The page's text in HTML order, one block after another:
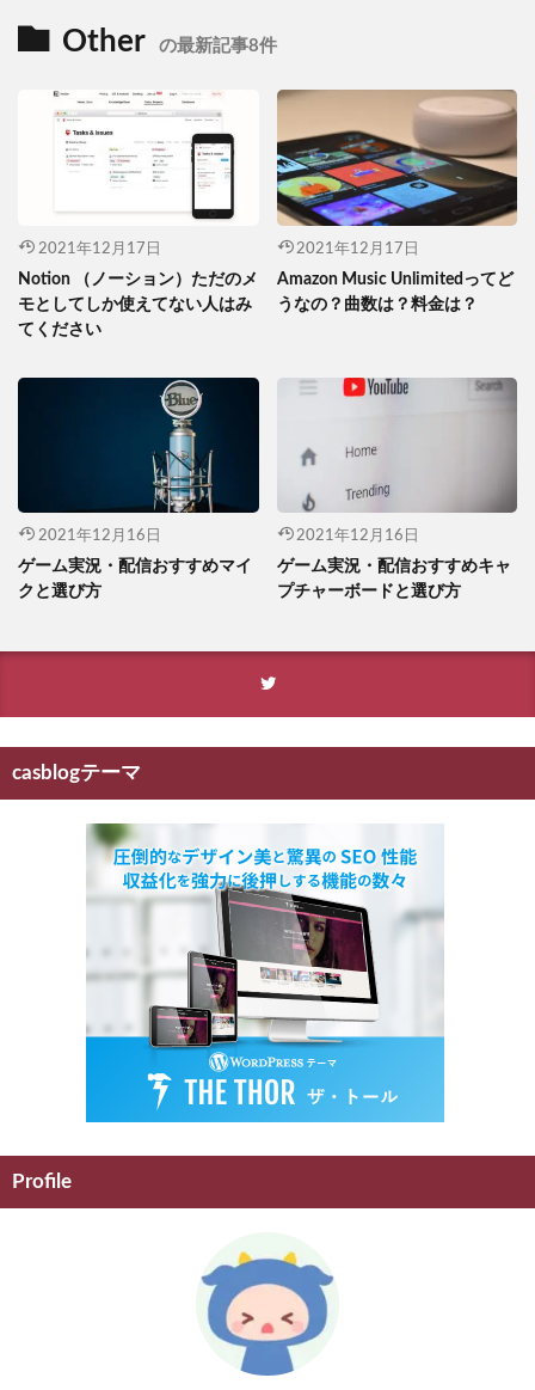
Other の最新記事8件
2021年12月17日
Notion （ノーション）ただのメ
モとしてしか使えてない人はみ
てください
2021年12月17日
Amazon Music Unlimitedってど
うなの？曲数は？料金は？
2021年12月16日
ゲーム実況・配信おすすめマイ
クと選び方
2021年12月16日
ゲーム実況・配信おすすめキャ
プチャーボードと選び方
casblogテーマ
Profile